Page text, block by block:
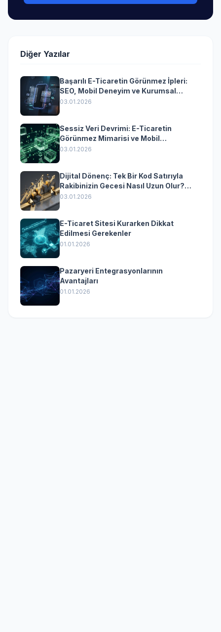
Diğer Yazılar
Başarılı E-Ticaretin Görünmez İpleri:
SEO, Mobil Deneyim ve Kurumsal
Yazılımın Kazandıran Senkronizasyonu
03.01.2026
Sessiz Veri Devrimi: E-Ticaretin
Görünmez Mimarisi ve Mobil
Dönüşümün Kurumsal Anahtarı
03.01.2026
Dijital Dönenç: Tek Bir Kod Satırıyla
Rakibinizin Gecesi Nasıl Uzun Olur?
(Kurumsal Yazılımın Güçlü Rolü)
03.01.2026
E-Ticaret Sitesi Kurarken Dikkat
Edilmesi Gerekenler
01.01.2026
Pazaryeri Entegrasyonlarının
Avantajları
01.01.2026